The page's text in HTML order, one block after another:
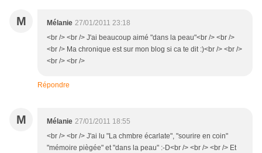
M Mélanie 27/01/2011 23:18
<br /> <br /> J'ai beaucoup aimé "dans la peau"<br /> <br />
<br /> Ma chronique est sur mon blog si ca te dit :)<br /> <br />
<br /> <br />
Répondre
M Mélanie 27/01/2011 18:55
<br /> <br /> J'ai lu "La chmbre écarlate", "sourire en coin"
"mémoire piègée" et "dans la peau" :-D<br /> <br /> <br /> Et